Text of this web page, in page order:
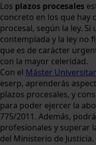
Los plazos procesales
concreto en los que hay
procesal, según la ley.
contemplada y la ley no
que es de carácter
con la mayor celeridad.
Con el Máster
eserp, aprenderás
plazos procesales, y
para poder ejercer la
775/2011. Además,
profesionales y superar
del Ministerio de Justicia.